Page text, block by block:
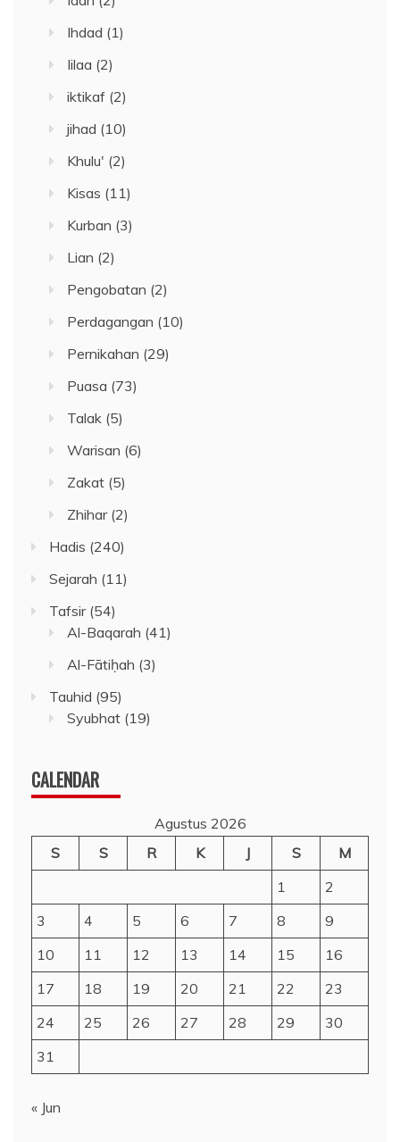
Ihdad (1)
Iilaa (2)
iktikaf (2)
jihad (10)
Khulu' (2)
Kisas (11)
Kurban (3)
Lian (2)
Pengobatan (2)
Perdagangan (10)
Pernikahan (29)
Puasa (73)
Talak (5)
Warisan (6)
Zakat (5)
Zhihar(2)
Hadis (240)
Sejarah (11)
Tafsir(54)
Al-Baqarah (41)
Al-Fātiḥah (3)
Tauhid (95)
Syubhat (19)
CALENDAR
Agustus 2026
S
S R K J S
M
1
2
3
4 5 6 7 8
9
10
11 12 13 14 15
16
17
18 19 20 21 22
23
24
25 26 27 28 29
30
31
« Jun